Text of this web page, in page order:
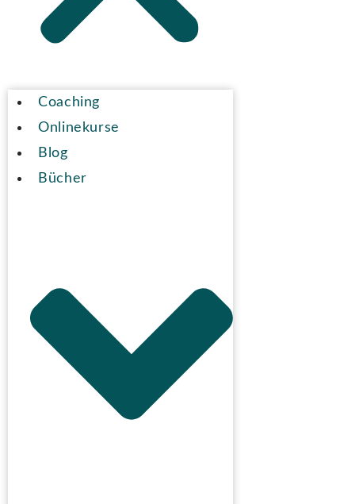
Coaching
Onlinekurse
Blog
Bücher